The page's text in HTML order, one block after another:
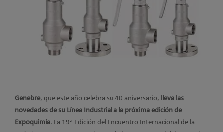
Genebre, que este año celebra su 40 aniversario, lleva las
novedades de su Línea Industrial a la próxima edición de
Expoquimia. La 19ª Edición del Encuentro Internacional de la